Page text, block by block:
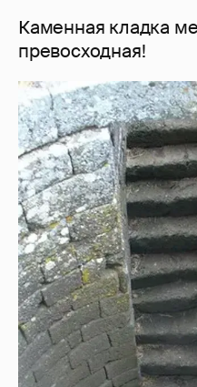
Каменная кладка
превосходная!